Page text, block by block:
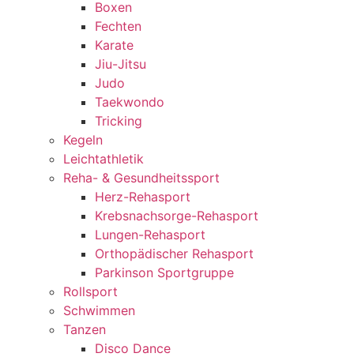
Boxen
Fechten
Karate
Jiu-Jitsu
Judo
Taekwondo
Tricking
Kegeln
Leichtathletik
Reha- & Gesundheitssport
Herz-Rehasport
Krebsnachsorge-Rehasport
Lungen-Rehasport
Orthopädischer Rehasport
Parkinson Sportgruppe
Rollsport
Schwimmen
Tanzen
Disco Dance